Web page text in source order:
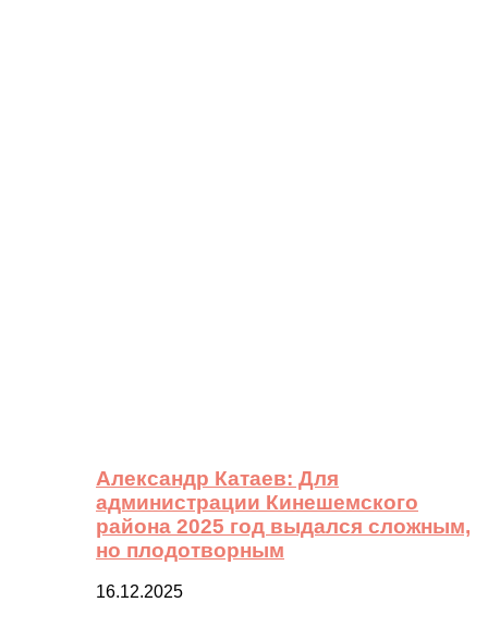
Александр Катаев: Для
администрации Кинешемского
района 2025 год выдался сложным,
но плодотворным
16.12.2025